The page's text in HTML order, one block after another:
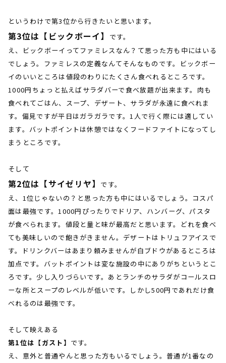
というわけで第3位から行きたいと思います。
第3位は【ビックボーイ】
です。
え、ビックボーイってファミレスなん？て思った方も中にはいる
でしょう。ファミレスの定義なんてそんなものです。ビックボー
イのいいところは値段のわりにたくさん食べれるところです。
1000円ちょっと払えばサラダバーで食べ放題が出来ます。肉も
食べれてごはん、スープ、デザート、サラダが永遠に食べれま
す。偏見ですが平日はガラガラです。1人で行く際には適してい
ます。バットポイントは休憩ではなくフードファイトになってし
まうところです。
そして
第2位は【サイゼリヤ】
です。
え、1位じゃないの？と思った方も中にはいるでしょう。コスパ
面は最強です。1000円ぴったりでドリア、ハンバーグ、パスタ
が食べられます。値段と量と味が最高だと思います。どれを食べ
ても美味しいので飽きがきません。デザートはトリュフアイスで
す。ドリンクバーはあまり頼みませんが白ブドウがあるところは
加点です。バットポイントは変な施設の中にありがちというとこ
ろです。少し入りづらいです。あとランチのサラダがコールスロ
ーな所とスープのレベルが低いです。しかし500円であれだけ食
べれるのは最強です。
そして映えある
第1位は【ガスト】 です。
え、意外と普通やんと思った方もいるでしょう。普通が1番なの